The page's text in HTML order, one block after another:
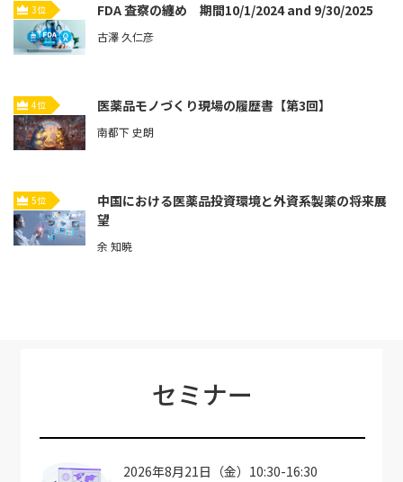
3位 FDA 査察の纏め 期間10/1/2024 and 9/30/2025
古澤 久仁彦
4位 医薬品モノづくり現場の履歴書【第3回】
南都下 史朗
5位
中国における医薬品投資環境と外資系製薬の将来展
望
余 知暁
セミナー
2026年8月21日（金）10:30-16:30